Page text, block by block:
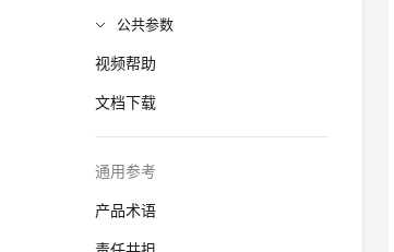
公共参数
视频帮助
文档下载
通用参考
产品术语